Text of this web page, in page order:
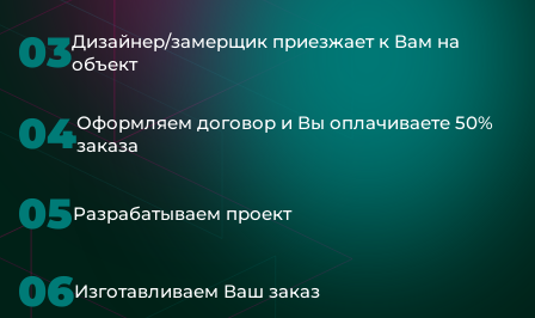
03Дизайнер/замерщик приезжает к Вам на
объект
04Оформляем договор и Вы оплачиваете 50%
заказа
05Разрабатываем проект
06Изготавливаем Ваш заказ